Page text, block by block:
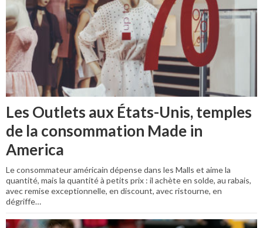
Les Outlets aux États-Unis, temples
de la consommation Made in
America
Le consommateur américain dépense dans les Malls et aime la
quantité, mais la quantité à petits prix : il achète en solde, au rabais,
avec remise exceptionnelle, en discount, avec ristourne, en
dégriffe…